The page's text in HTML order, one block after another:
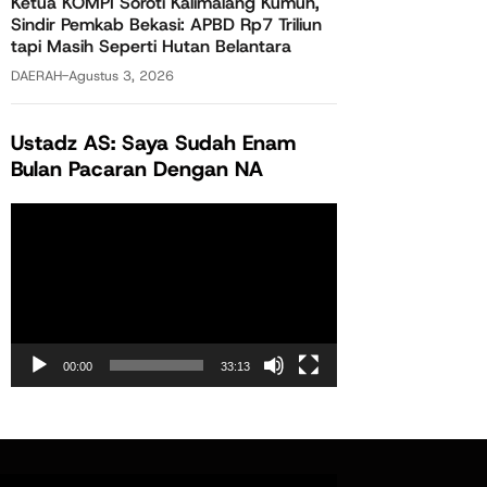
Sindir Pemkab Bekasi: APBD Rp7 Triliun
tapi Masih Seperti Hutan Belantara
DAERAH-Agustus 3, 2026
Ustadz AS: Saya Sudah Enam
Bulan Pacaran Dengan NA
00:00 33:13